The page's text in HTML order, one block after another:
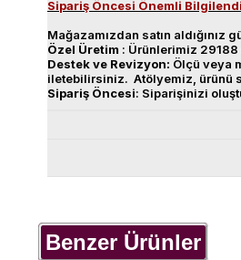
Sipariş Öncesi Önemli
Mağazamızdan satın
Özel Üretim : Ürünlerimiz 29188
Destekve Revizyon: Ölçü veya
iletebilirsiniz. Atölyemiz, ürünü
Sipariş Öncesi: Siparişinizi
Benzer Ürünler